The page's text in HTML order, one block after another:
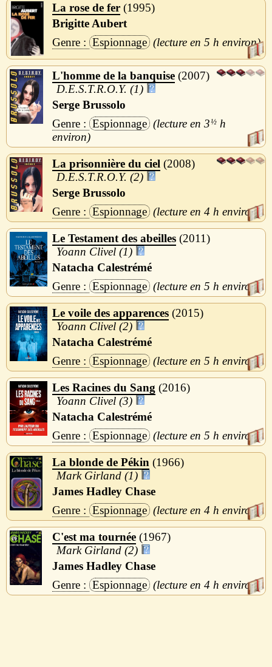
La rose de fer 1995
Brigitte Aubert
Espionnage
5 h
L'homme de la banquise 2007
D.E.S.T.R.O.Y. (1)
Serge Brussolo
Espionnage
3½ h
La prisonnière du ciel
2008
D.E.S.T.R.O.Y. (2)
Serge Brussolo
Espionnage
4 h
Le Testament des abeilles 2011
Yoann Clivel (1)
Natacha Calestrémé
Espionnage
5 h
Le voile des apparences 2015
Yoann Clivel (2)
Natacha Calestrémé
Espionnage
5 h
Les Racines du Sang
2016
Yoann Clivel (3)
Natacha Calestrémé
Espionnage
5 h
La blonde de Pékin
1966
Mark Girland (1)
James Hadley Chase
Espionnage
4 h
C'est ma tournée 1967
Mark Girland (2)
James Hadley Chase
Espionnage
4 h